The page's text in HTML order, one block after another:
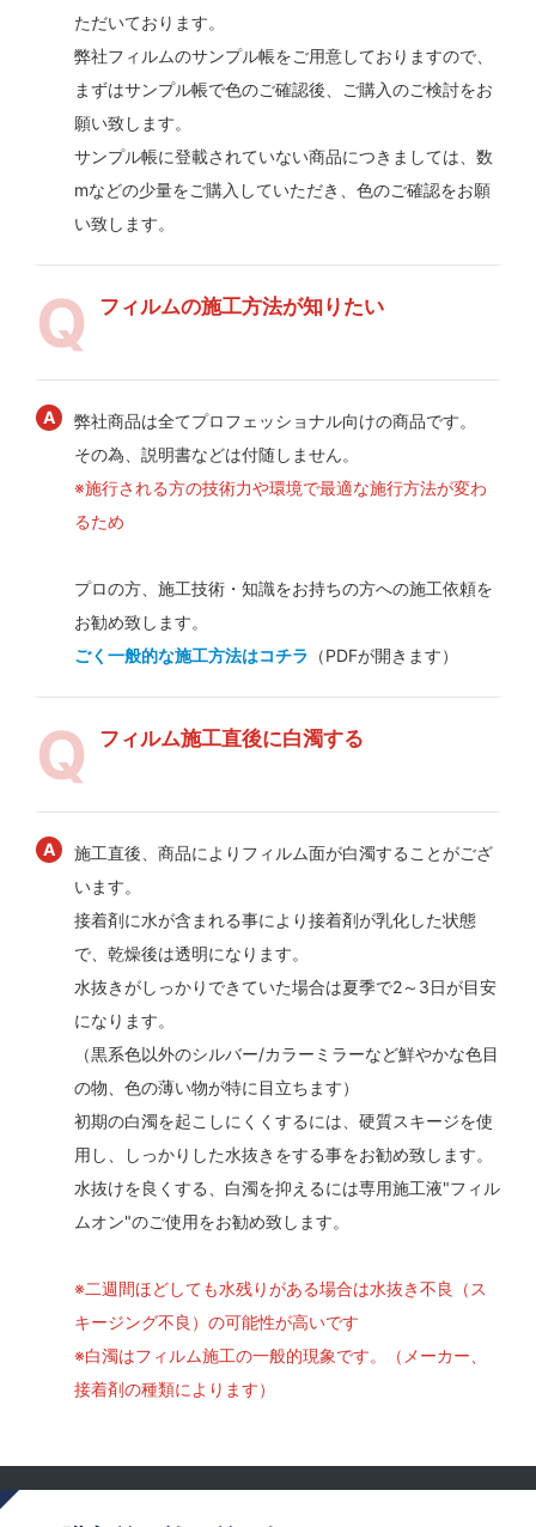
ただいております。
弊社フィルムのサンプル帳をご用意しておりますので、
まずはサンプル帳で色のご確認後、ご購入のご検討をお
願い致します。
サンプル帳に登載されていない商品につきましては、数
mなどの少量をご購入していただき、色のご確認をお願
い致します。
フィルムの施工方法が知りたい
弊社商品は全てプロフェッショナル向けの商品です。
その為、説明書などは付随しません。
※施行される方の技術力や環境で最適な施行方法が変わ
るため
プロの方、施工技術・知識をお持ちの方への施工依頼を
お勧め致します。
ごく一般的な施工方法はコチラ （PDFが開きます）
フィルム施工直後に白濁する
施工直後、商品によりフィルム面が白濁することがござ
います。
接着剤に水が含まれる事により接着剤が乳化した状態
で、乾燥後は透明になります。
水抜きがしっかりできていた場合は夏季で2～3日が目安
になります。
（黒系色以外のシルバー/カラーミラーなど鮮やかな色目
の物、色の薄い物が特に目立ちます）
初期の白濁を起こしにくくするには、硬質スキージを使
用し、しっかりした水抜きをする事をお勧め致します。
水抜けを良くする、白濁を抑えるには専用施工液"フィル
ムオン"のご使用をお勧め致します。
※二週間ほどしても水残りがある場合は水抜き不良（ス
キージング不良）の可能性が高いです
※白濁はフィルム施工の一般的現象です。（メーカー、
接着剤の種類によります）